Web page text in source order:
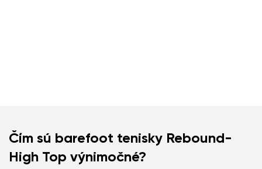
Čím sú barefoot tenisky Rebound-
High Top výnimočné?